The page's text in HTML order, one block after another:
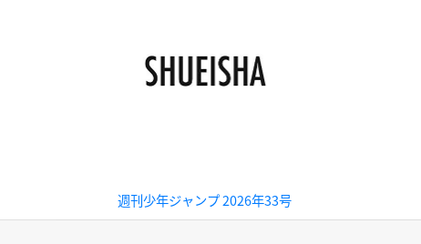
週刊少年ジャンプ 2026年33号